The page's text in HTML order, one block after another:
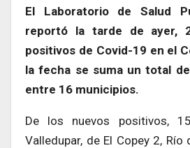
El Laboratorio de Salud
reportó la tarde de ayer,
positivos de Covid-19 en el
la fecha se suma un total
entre 16 municipios.
De los nuevos positivos,
Valledupar, de El Copey 2,